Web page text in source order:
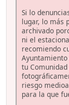
Si lo
lugar, lo más
archivado
ni el
recomiendo
tu
riesgo
para la que